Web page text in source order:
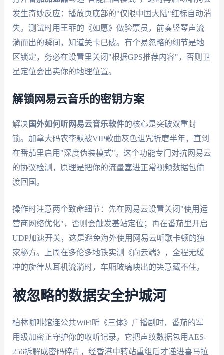
发生奇妙反应：播放页底部的"仅限中国大陆"红标自动消
失。测试时用王菲的《如愿》做验票员，前奏竖琴声流
淌而出的瞬间，知道关卡已破。有个易忽略的细节是地
区锁定，务必在设置里关闭"根据GPS推荐内容"，否则卫
星定位会出卖你的地理位置。
解锁网易云音乐的密钥方案
解决国外如何听网易云音乐软件的核心是突破双重封
锁。加拿大码农李默被VIP歌曲灰色诅咒折磨半年，直到
在番茄里启用"深度伪装模式"。这个功能专门对抗网易云
的协议检测，原理是把你的流量塞进正常视频数据包偷
渡回国。
操作时注意两个致命细节：先在网易云设置关闭"使用运
营商网络优化"，否则会触发基站定位；再在番茄里开启
UDP加速开关，这是避免海外使用网易云听歌卡顿的独
家秘方。上周在多伦多地铁实测《向云端》，全程无缓
冲的旋律从耳机流淌时，车厢玻璃映出的笑意藏不住。
被忽略的数据安全护城河
柏林咖啡馆连公共WiFi听《三体》广播剧时，番茄的军
用级加密正守护你的收听记录。它把声纹数据包用AES-
256拆解成密码碎片，经香港中转站重组后才递进喜马拉